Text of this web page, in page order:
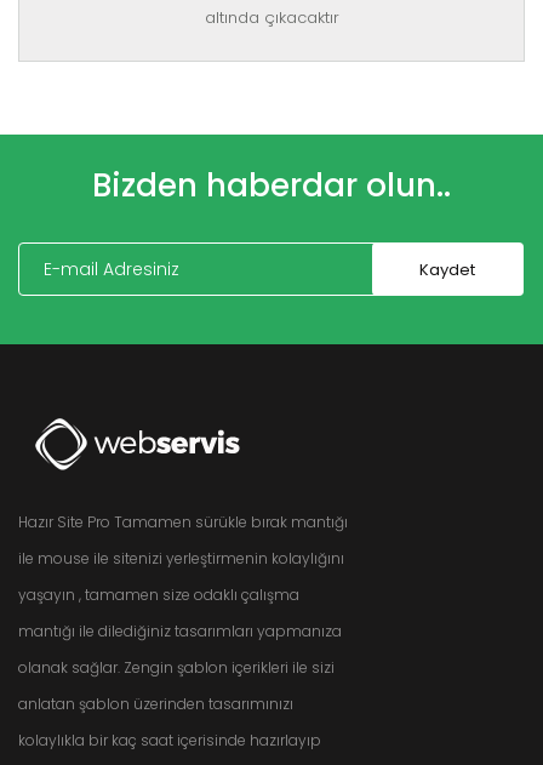
altında çıkacaktır
Bizden haberdar olun..
Hazır Site Pro Tamamen sürükle bırak mantığı
ile mouse ile sitenizi yerleştirmenin kolaylığını
yaşayın , tamamen size odaklı çalışma
mantığı ile dilediğiniz tasarımları yapmanıza
olanak sağlar. Zengin şablon içerikleri ile sizi
anlatan şablon üzerinden tasarımınızı
kolaylıkla bir kaç saat içerisinde hazırlayıp